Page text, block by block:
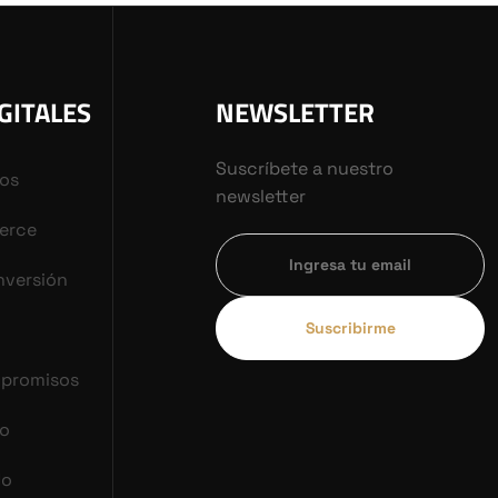
NEWSLETTER
Suscríbete a nuestro
newsletter
Suscribirme